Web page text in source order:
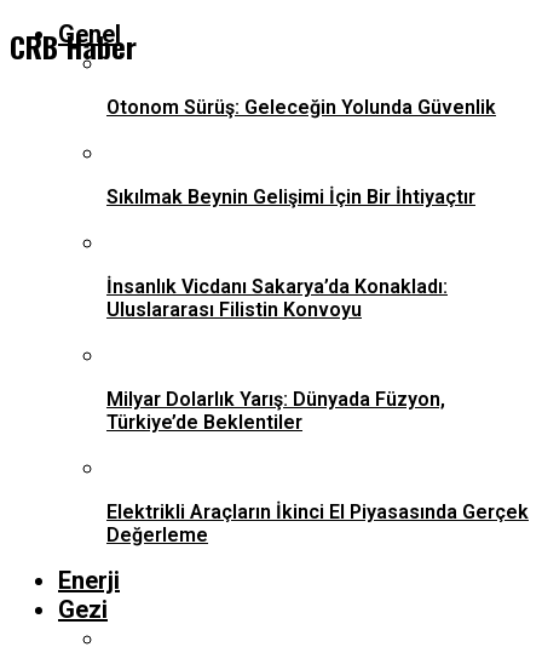
CRB Haber
Genel
Otonom Sürüş: Geleceğin Yolunda Güvenlik
Sıkılmak Beynin Gelişimi İçin Bir İhtiyaçtır
İnsanlık Vicdanı Sakarya’da Konakladı:
Uluslararası Filistin Konvoyu
Milyar Dolarlık Yarış: Dünyada Füzyon,
Türkiye’de Beklentiler
Elektrikli Araçların İkinci El Piyasasında Gerçek
Değerleme
Enerji
Gezi